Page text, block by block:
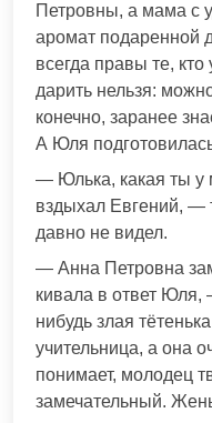
Петровны, а мама с
аромат подаренной
всегда правы те,
дарить нельзя:
конечно, заранее
А Юля
— Юлька, какая ты у
вздыхал Евгений, —
давно не видел.
— Анна Петровна
кивала в ответ Юля,
нибудь злая
учительница, а она
понимает, молодец
замечательный.